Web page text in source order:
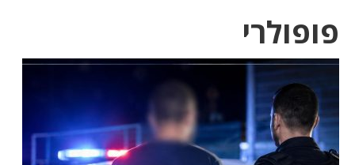
פופולרי